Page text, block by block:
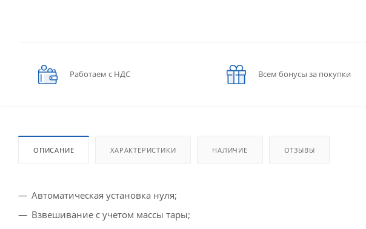
Работаем с НДС Всем бонусы за покупки
ОПИСАНИЕ ХАРАКТЕРИСТИКИ НАЛИЧИЕ ОТЗЫВЫ
Автоматическая установка нуля;
Взвешивание с учетом массы тары;